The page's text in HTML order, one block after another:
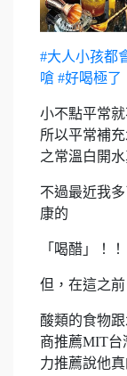
#大人小孩都
嗆 #好喝極了
小不點平常
所以平常補
之常溫白開
不過最近我
康的
「喝醋」！！
但，在這之
酸類的食物
商推薦MIT台
力推薦說他